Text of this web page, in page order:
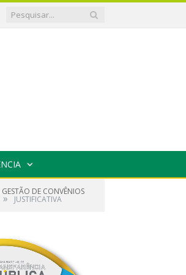
DE CONVÊNIOS
» JUSTIFICATIVA